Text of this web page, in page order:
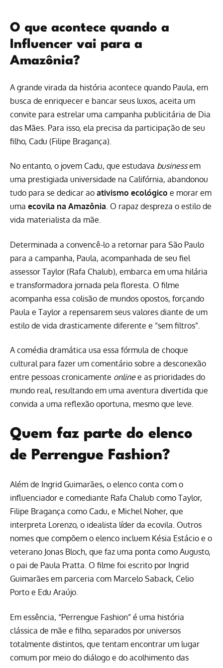
O que acontece quando a
Influencer vai para a
Amazônia?
A grande virada da história acontece quando Paula, em
busca de enriquecer e bancar seus luxos, aceita um
convite para estrelar uma campanha publicitária de Dia
das Mães. Para isso, ela precisa da participação de seu
filho, Cadu (Filipe Bragança).
No entanto, o jovem Cadu, que estudava businessem
uma prestigiada universidade na Califórnia, abandonou
tudo para se dedicar ao ativismo ecológico e morar em
uma ecovila na Amazônia. O rapaz despreza o estilo de
vida materialista da mãe.
Determinada a convencê-lo a retornar para São Paulo
para a campanha, Paula, acompanhada de seu fiel
assessor Taylor (Rafa Chalub), embarca em uma hilária
e transformadora jornada pela floresta. O filme
acompanha essa colisão de mundos opostos, forçando
Paula e Taylor a repensarem seus valores diante de um
estilo de vida drasticamente diferente e “sem filtros”.
A comédia dramática usa essa fórmula de choque
cultural para fazer um comentário sobre a desconexão
entre pessoas cronicamente onlinee as prioridades do
mundo real, resultando em uma aventura divertida que
convida a uma reflexão oportuna, mesmo que leve.
Quem faz parte do elenco
de Perrengue Fashion?
Além de Ingrid Guimarães, o elenco conta com o
influenciador e comediante Rafa Chalub como Taylor,
Filipe Bragança como Cadu, e Michel Noher, que
interpreta Lorenzo, o idealista líder da ecovila. Outros
nomes que compõem o elenco incluem Késia Estácio e o
veterano Jonas Bloch, que faz uma ponta como Augusto,
o pai de Paula Pratta. O filme foi escrito por Ingrid
Guimarães em parceria com Marcelo Saback, Celio
Porto e Edu Araújo.
Em essência, “Perrengue Fashion” é uma história
clássica de mãe e filho, separados por universos
totalmente distintos, que tentam encontrar um lugar
comum por meio do diálogo e do acolhimento das